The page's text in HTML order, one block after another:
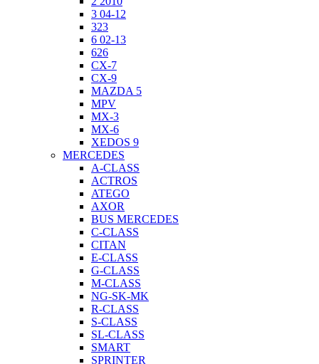
3 04-12
323
6 02-13
626
CX-7
CX-9
MAZDA 5
MPV
MX-3
MX-6
XEDOS 9
MERCEDES
A-CLASS
ACTROS
ATEGO
AXOR
BUS MERCEDES
C-CLASS
CITAN
E-CLASS
G-CLASS
M-CLASS
NG-SK-MK
R-CLASS
S-CLASS
SL-CLASS
SMART
SPRINTER